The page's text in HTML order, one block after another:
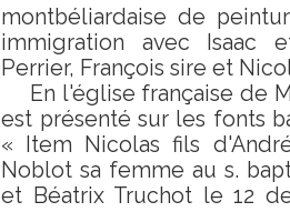
montbéliardaise de
immigration avec Isaac
Perrier, François sire et
En l'église française de
est présenté sur les fonts
« Item Nicolas fils
Noblot sa femme au s.
et Béatrix Truchot le 12